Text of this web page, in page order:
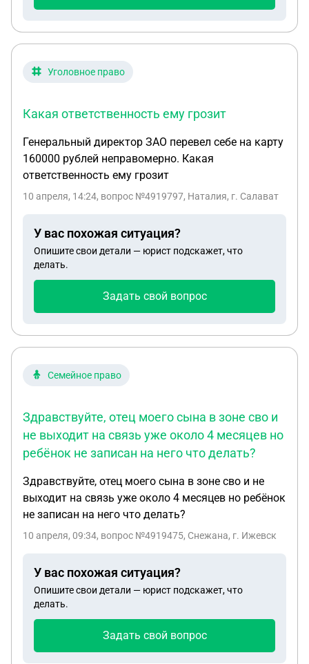
Уголовное право
Какая ответственность ему грозит
Генеральный директор ЗАО перевел себе на карту
160000 рублей неправомерно. Какая
ответственность ему грозит
10 апреля, 14:24, вопрос №4919797, Наталия, г. Салават
У вас похожая ситуация?
Опишите свои детали — юрист подскажет, что
делать.
Задать свой вопрос
Семейное право
Здравствуйте, отец моего сына в зоне сво и
не выходит на связь уже около 4 месяцев но
ребёнок не записан на него что делать?
Здравствуйте, отец моего сына в зоне сво и не
выходит на связь уже около 4 месяцев но ребёнок
не записан на него что делать?
10 апреля, 09:34, вопрос №4919475, Снежана, г. Ижевск
У вас похожая ситуация?
Опишите свои детали — юрист подскажет, что
делать.
Задать свой вопрос